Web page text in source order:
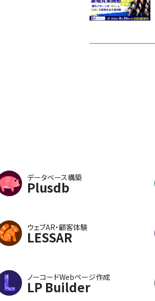
データベース構築
Plusdb
ウェブAR・顧客体験
LESSAR
ノーコードWebページ作成
LP Builder